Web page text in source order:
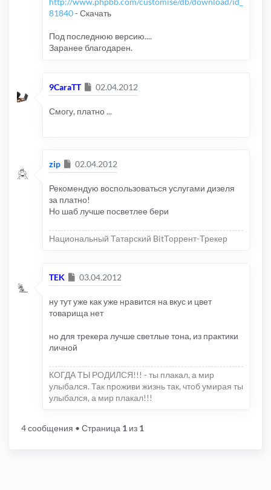
81840- Скачать
Под последнюю версию....
Заранее благодарен.
9CaraTT Сообщение
02.04.2012
Смогу, платно ...
zip Сообщение
02.04.2012
Рекомендую воспользоваться услугами дизеля
за платно!
Но шаб лучше посветлее бери
Национальный Татарский BitТоррент-Трекер
TEK Сообщение
03.04.2012
ну тут уже как уже нравится на вкус и цвет
товарища нет
но для трекера лучше светлые тона, из практики
личной
КОГДА ТЫ РОДИЛСЯ!!! - ты плакал, а мир
улыбался. Так проживи жизнь так, чтоб умирая ты
улыбался, а мир плакал!!!
4 сообщения • Страница 1 из 1